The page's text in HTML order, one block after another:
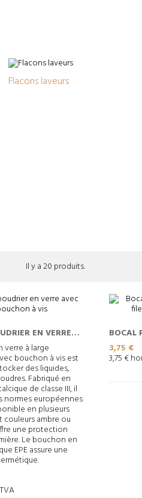
Flacons laveurs
Il y a 20 produits.
EN VERRE
À VIS
verre à large
bouchon à vis est
des liquides,
Fabriqué en
de classe III, il
normes européennes
en plusieurs
couleurs ambre ou
une protection
Le bouchon en
EPE assure une
BOCAL
AVEC
Prix
3,75 €
3,75 €